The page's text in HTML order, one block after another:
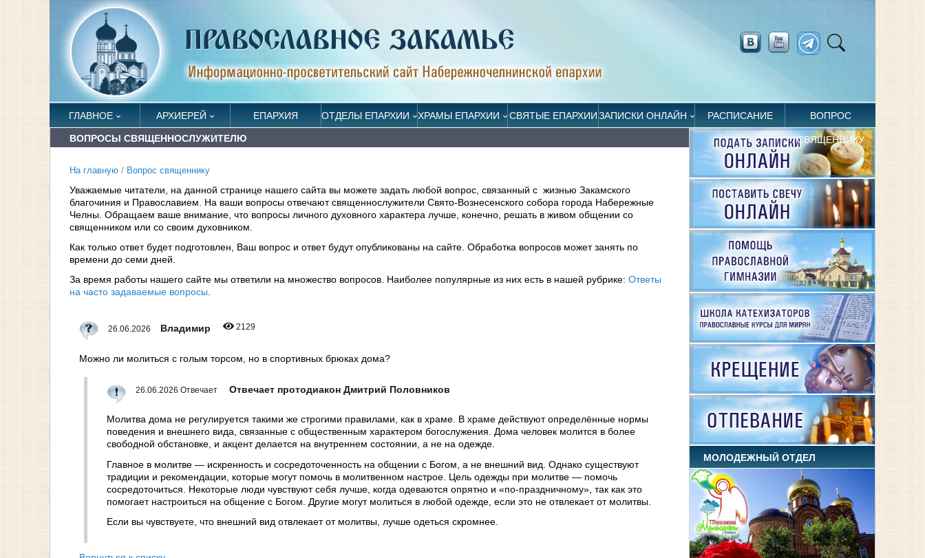
ГЛАВНОЕ АРХИЕРЕЙ ЕПАРХИЯ ОТДЕЛЫ ЕПАРХИИ ХРАМЫ ЕПАРХИИ СВЯТЫЕ ЕПАРХИИЗАПИСКИ ОНЛАЙН РАСПИСАНИЕ ВОПРОС
СВЯЩЕННИКУ
ВОПРОСЫ СВЯЩЕННОСЛУЖИТЕЛЮ
На главную / Вопрос священнику
Уважаемые читатели, на данной странице нашего сайта вы можете задать любой вопрос, связанный с жизнью Закамского
благочиния и Православием. На ваши вопросы отвечают священнослужители Свято-Вознесенского собора города Набережные
Челны. Обращаем ваше внимание, что вопросы личного духовного характера лучше, конечно, решать в живом общении со
священником или со своим духовником.
Как только ответ будет подготовлен, Ваш вопрос и ответ будут опубликованы на сайте. Обработка вопросов может занять по
времени до семи дней.
За время работы нашего сайте мы ответили на множество вопросов. Наиболее популярные из них есть в нашей рубрике: Ответы
на часто задаваемые вопросы.
26.06.2026 Владимир 2129
Можно ли молиться с голым торсом, но в спортивных брюках дома?
26.06.2026 Отвечает Отвечает протодиакон Дмитрий Половников
Молитва дома не регулируется такими же строгими правилами, как в храме. В храме действуют определённые нормы
поведения и внешнего вида, связанные с общественным характером богослужения. Дома человек молится в более
свободной обстановке, и акцент делается на внутреннем состоянии, а не на одежде.
Главное в молитве — искренность и сосредоточенность на общении с Богом, а не внешний вид. Однако существуют
традиции и рекомендации, которые могут помочь в молитвенном настрое. Цель одежды при молитве — помочь
сосредоточиться. Некоторые люди чувствуют себя лучше, когда одеваются опрятно и «по-праздничному», так как это
помогает настроиться на общение с Богом. Другие могут молиться в любой одежде, если это не отвлекает от молитвы.
Если вы чувствуете, что внешний вид отвлекает от молитвы, лучше одеться скромнее.
МОЛОДЕЖНЫЙ ОТДЕЛ